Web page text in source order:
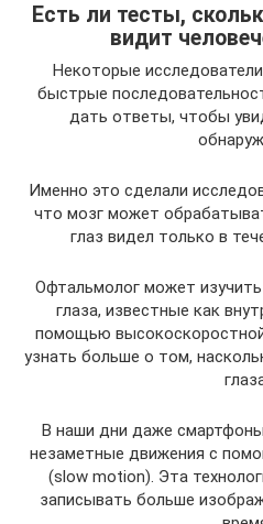
Есть ли тесты,
видит
Некоторые
быстрые
дать ответы, чтобы
Именно это сделали
что мозг может
глаз видел только в
Офтальмолог может
глаза, известные как
помощью
узнать больше о том,
В наши дни даже
незаметные движения с
(slow motion). Эта
записывать больше